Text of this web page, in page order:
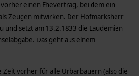
einen Ehevertrag, bei dem ein
Zeugen mitwirken. Der Hofmarksherr
und setzt am 13.2.1833 die Laudemien
Das geht aus einem
Zeit vorher für alle Urbarbauern (also die